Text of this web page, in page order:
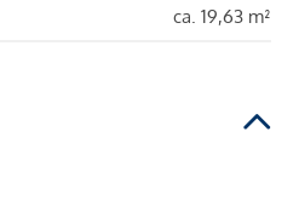
ca. 19,63 m²